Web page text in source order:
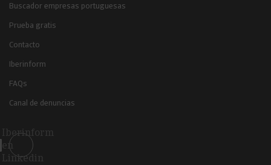
Buscador empresas portuguesas
Prueba gratis
Contacto
Iberinform
FAQs
Canal de denuncias
Iberinform
en
Linkedin